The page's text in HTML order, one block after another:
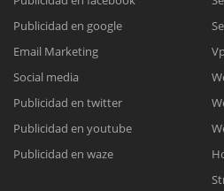
Reunión
Meet para la
Chat
Todos nuestros ejecutivos están fuera
Publicidad en google
Email Marketing
Social media
Publicidad en twitter
Publicidad en youtube
Publicidad en waze